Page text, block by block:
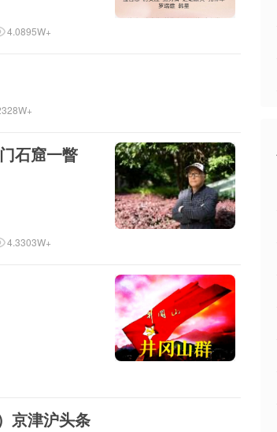
4.0895W+
石窟一瞥
4.3303W+
京津沪头条